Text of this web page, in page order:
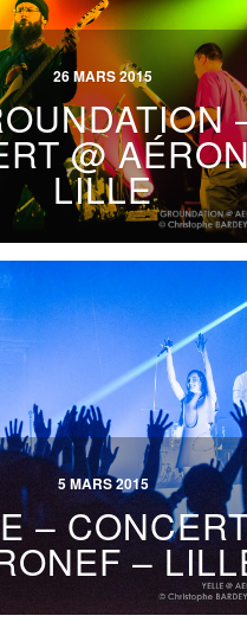
26 MARS 2015
@
LILLE
5 MARS 2015
–
–